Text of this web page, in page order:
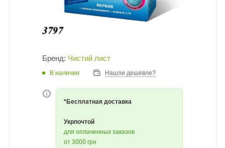
Бренд: Чистий лист
В наличии Нашли дешевле?
*Бесплатная доставка
Укрпочтой
для оплаченных заказов
от 3000 грн